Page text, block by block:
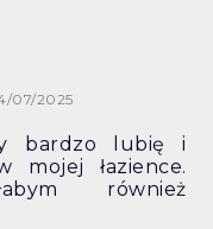
07/2025
bardzo lubię i
mojej łazience.
również